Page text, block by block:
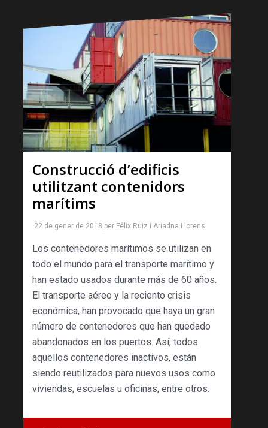
Construcció d’edificis
utilitzant contenidors
marítims
22 de gener de 2018 per Félix Ruiz i Ariadna Llorens
Los contenedores marítimos se utilizan en
todo el mundo para el transporte marítimo y
han estado usados durante más de 60 años.
El transporte aéreo y la reciento crisis
económica, han provocado que haya un gran
número de contenedores que han quedado
abandonados en los puertos. Así, todos
aquellos contenedores inactivos, están
siendo reutilizados para nuevos usos como
viviendas, escuelas u oficinas, entre otros.